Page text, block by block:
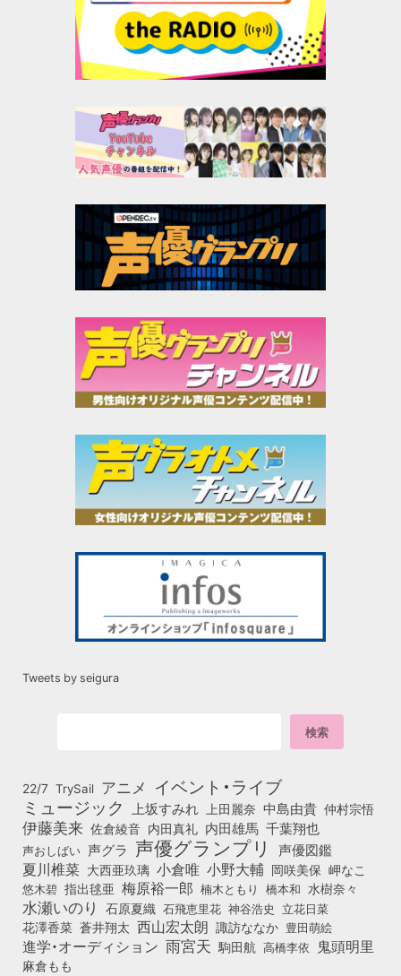
Tweets by seigura
22/7 TrySail アニメ イベント・ライブ
ミュージック 上坂すみれ 上田麗奈 中島由貴 仲村宗悟
伊藤美来 佐倉綾音 内田真礼 内田雄馬 千葉翔也
声おしばい 声グラ 声優グランプリ 声優図鑑
夏川椎菜 大西亜玖璃 小倉唯 小野大輔 岡咲美保 岬なこ
悠木碧 指出毬亜 梅原裕一郎 楠木ともり 橋本和 水樹奈々
水瀬いのり 石原夏織 石飛恵里花 神谷浩史 立花日菜
花澤香菜 蒼井翔太 西山宏太朗 諏訪ななか 豊田萌絵
進学・オーディション 雨宮天 駒田航 高橋李依 鬼頭明里
麻倉もも